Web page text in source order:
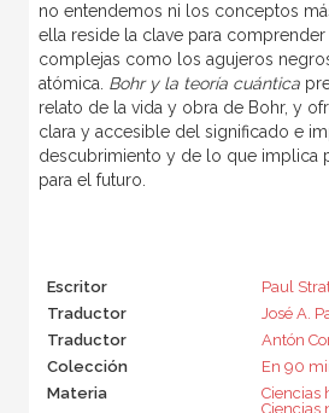
no entendemos ni los conceptos
ella reside la clave para comprender
complejas como los agujeros
atómica. Bohr y la teoría cuántica
relato de la vida y obra de Bohr, y
clara y accesible del significado e
descubrimiento y de lo que implica
para el futuro.
Escritor
Paul
Traductor
José A.
Traductor
Antón
Colección
En 90
Materia
Ciencias
Ciencias